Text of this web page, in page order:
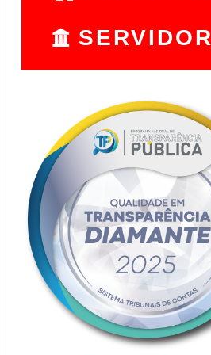
SERVIDOR